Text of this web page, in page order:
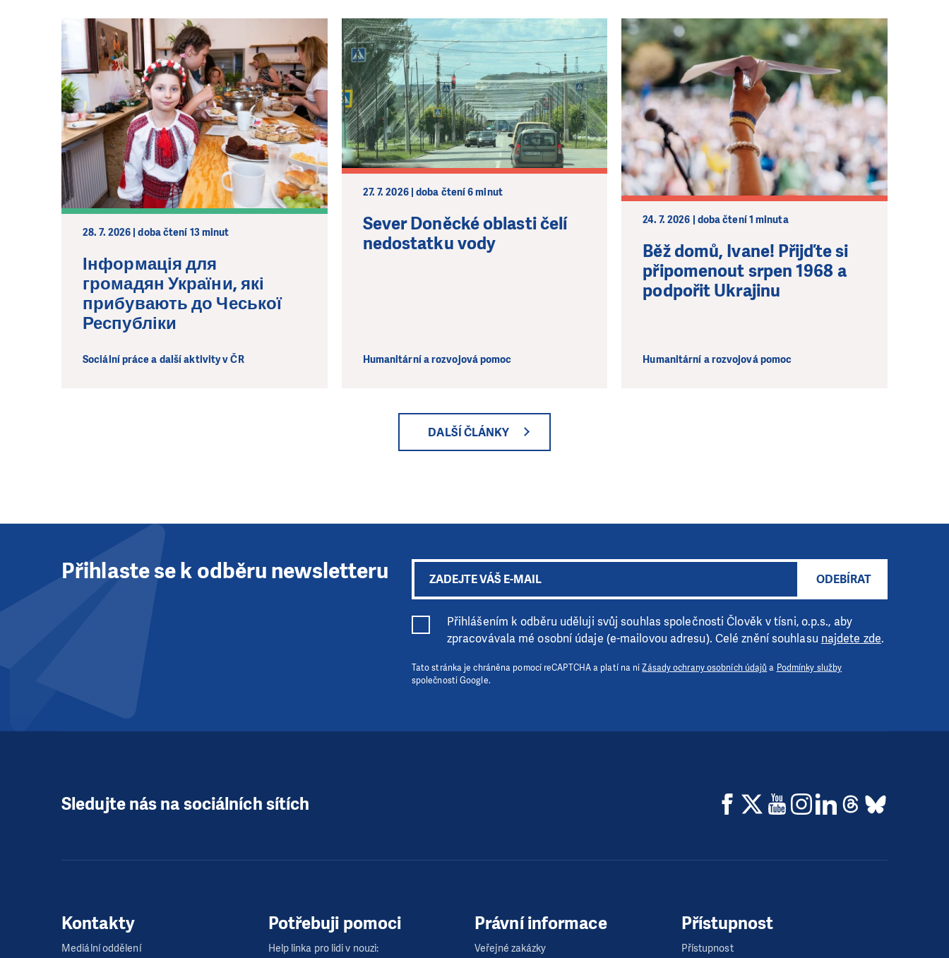
28. 7. 2026 | doba čtení 13 minut
Інформація для
громадян України, які
прибувають до Чеської
Республіки
Sociální práce a další aktivity v ČR
27. 7. 2026 | doba čtení 6 minut
Sever Doněcké oblasti čelí
nedostatku vody
Humanitární a rozvojová pomoc
24. 7. 2026 | doba čtení 1 minuta
Běž domů, Ivane! Přijďte si
připomenout srpen 1968 a
podpořit Ukrajinu
Humanitární a rozvojová pomoc
DALŠÍ ČLÁNKY
DAROVAT DAROVAT PRAVIDELNĚ
Přihlaste se k odběru newsletteru ODEBÍRAT
Přihlášením k odběru uděluji svůj souhlas společnosti Člověk v tísni, o.p.s., aby
zpracovávala mé osobní údaje (e-mailovou adresu). Celé znění souhlasu najdete zde.
Tato stránka je chráněna pomocí reCAPTCHA a platí na niZásady ochrany osobních údajů a Podmínky služby
společnosti Google.
Sledujte nás na sociálních sítích
Kontakty
Mediální oddělení
Potřebuji pomoci
Help linka pro lidi v nouzi:
Právní informace
Veřejné zakázky
Přístupnost
Přístupnost